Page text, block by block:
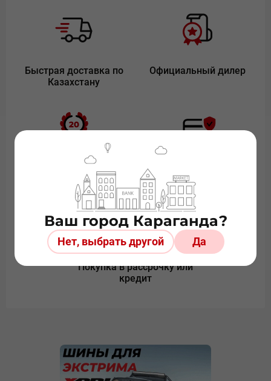
Быстрая доставка по
Казахстану
Официальный дилер
Более 20 лет на рынке
оплата
Покупка в рассрочку или
кредит
Ваш город Караганда?
Нет, выбрать другой Да